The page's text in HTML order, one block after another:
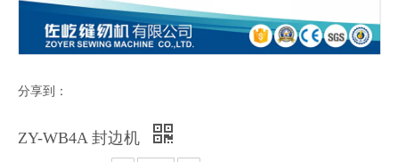
分享到：
ZY-WB4A 封边机